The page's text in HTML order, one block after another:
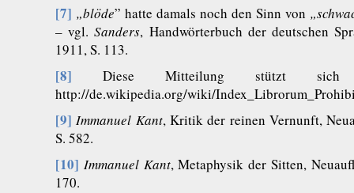
[7] „blöde” hatte damals noch den Sinn von
– vgl.Sanders, Handwörterbuch der deutschen
1911, S. 113.
[8] Diese Mitteilung stützt sich
http://de.wikipedia.org/wiki/
[9] Immanuel Kant, Kritik der reinen Vernunft,
S. 582.
[10] Immanuel Kant, Metaphysik der Sitten,
170.